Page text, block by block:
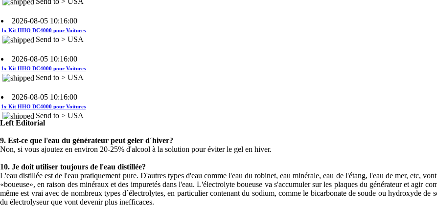
2026-08-05 10:16:00
Send to > USA
2026-08-05 10:16:00
Send to > USA
2026-08-05 10:16:00
Send to > USA
2026-08-04 09:13:36
d'eau
Send to >
2026-08-04 09:13:36
1x Système de contrôle du niveau
d'eau
Send to >
Left Editorial
9. Est-ce que l'eau du générateur peut geler d´hiver?
Non, si vous ajoutez en environ 20-25% d'alcool à la solution pour éviter le gel en hiver.
10. Je doit utiliser toujours de l'eau distillée?
L'eau distillée est de l'eau pratiquement pure. D'autres types d'eau comme l'eau du robinet, eau minérale, eau de l'étang, l'eau de mer, etc,
«boueuse», en raison des minéraux et des impuretés dans l'eau. L'électrolyte boueuse va s'accumuler sur les plaques du générateur et agir
même est vrai avec de nombreux types d´électrolytes, en particulier contenant du sodium, comme le bicarbonate de soude ou hydroxyde
du électrolyseur que vont devenir plus inefficaces.